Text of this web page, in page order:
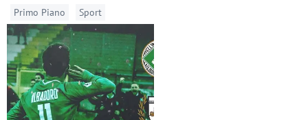
Primo Piano Sport